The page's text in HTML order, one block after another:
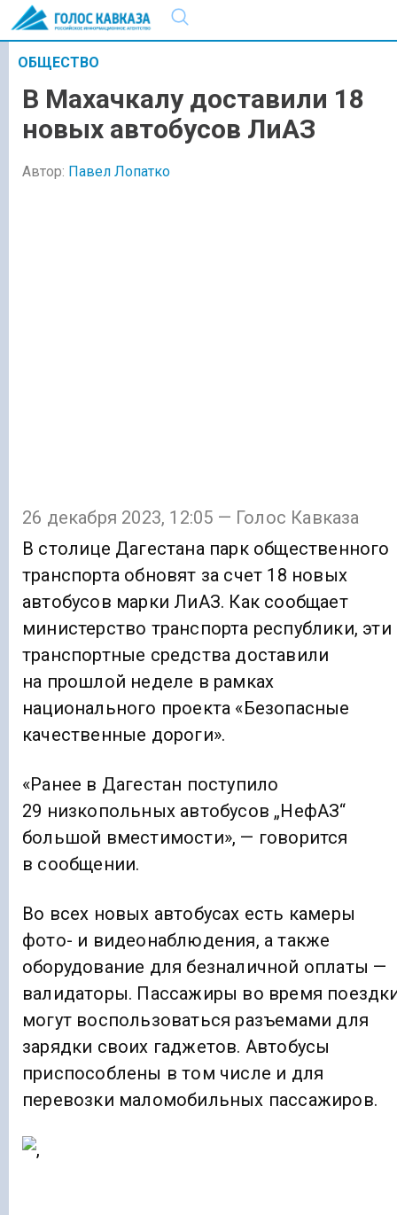
ОБЩЕСТВО
В Махачкалу доставили 18
новых автобусов ЛиАЗ
Автор: Павел Лопатко
26 декабря 2023, 12:05 — Голос Кавказа
В столице Дагестана парк общественного
транспорта обновят за счет 18 новых
автобусов марки ЛиАЗ. Как сообщает
министерство транспорта республики, эти
транспортные средства доставили
на прошлой неделе в рамках
национального проекта «Безопасные
качественные дороги».
«Ранее в Дагестан поступило
29 низкопольных автобусов „НефАЗ“
большой вместимости», — говорится
в сообщении.
Во всех новых автобусах есть камеры
фото- и видеонаблюдения, а также
оборудование для безналичной оплаты —
валидаторы. Пассажиры во время
могут воспользоваться разъемами для
зарядки своих гаджетов. Автобусы
приспособлены в том числе и для
перевозки маломобильных пассажиров.